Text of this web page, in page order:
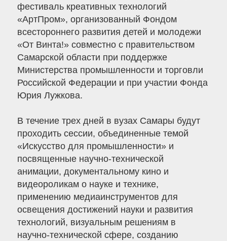
фестиваль креативных технологий
«АртПром», организованный Фондом
всестороннего развития детей и молодежи
«От Винта!» совместно с правительством
Самарской области при поддержке
Министерства промышленности и торговли
Российской Федерации и при участии Фонда
Юрия Лужкова.
В течение трех дней в вузах Самары будут
проходить сессии, объединенные темой
«Искусство для промышленности» и
посвященные научно-технической
анимации, документальному кино и
видеороликам о науке и технике,
применению медиаинструментов для
освещения достижений науки и развития
технологий, визуальным решениям в
научно-технической сфере, созданию